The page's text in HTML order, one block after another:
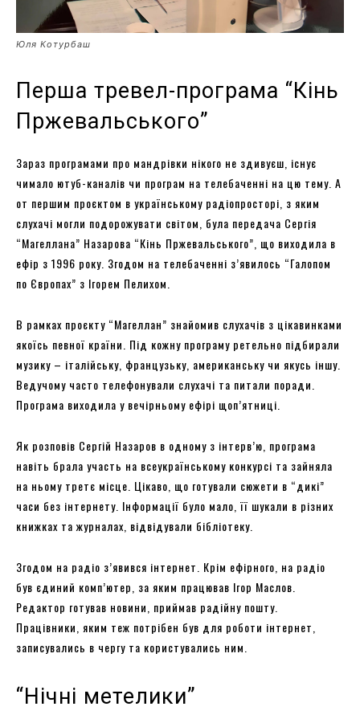
Юля Котурбаш
Перша тревел-програма “Кінь
Пржевальського”
Зараз програмами про мандрівки нікого не здивуєш, існує
чимало ютуб-каналів чи програм на телебаченні на цю тему. А
от першим проєктом в українському радіопросторі, з яким
слухачі могли подорожувати світом, була передача Сергія
“Магеллана” Назарова “Кінь Пржевальського”, що виходила в
ефір з 1996 року. Згодом на телебаченні з’явилось “Галопом
по Європах” з Ігорем Пелихом.
В рамках проєкту “Магеллан” знайомив слухачів з цікавинками
якоїсь певної країни. Під кожну програму ретельно підбирали
музику – італійську, французьку, американську чи якусь іншу.
Ведучому часто телефонували слухачі та питали поради.
Програма виходила у вечірньому ефірі щоп’ятниці.
Як розповів Сергій Назаров в одному з інтерв’ю, програма
навіть брала участь на всеукраїнському конкурсі та зайняла
на ньому третє місце. Цікаво, що готували сюжети в “дикі”
часи без інтернету. Інформації було мало, її шукали в різних
книжках та журналах, відвідували бібліотеку.
Згодом на радіо з’явився інтернет. Крім ефірного, на радіо
був єдиний комп’ютер, за яким працював Ігор Маслов.
Редактор готував новини, приймав радійну пошту.
Працівники, яким теж потрібен був для роботи інтернет,
записувались в чергу та користувались ним.
“Нічні метелики”